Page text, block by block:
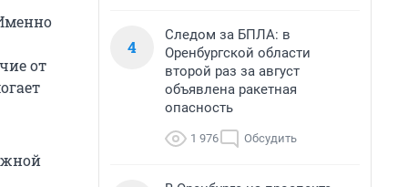
от
4
Следом за БПЛА: в
Оренбургской области
второй раз за август
объявлена ракетная
опасность
1 976 Обсудить